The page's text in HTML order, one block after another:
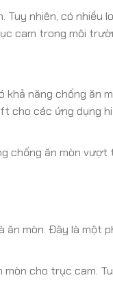
Tuy nhiên, có nhiều
cam trong môi
khả năng chống ăn
cho các ứng dụng
ăn mòn vượt
ăn mòn. Đây là một
cho trục cam.